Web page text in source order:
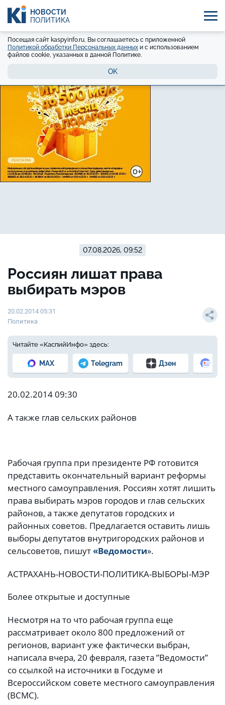
НОВОСТИ
ПОЛИТИКА
Посещая сайт kaspyinfo.ru, Вы соглашаетесь с приложенной
Политикой обработки Персональных данных и с использованием
файлов cookie, указанных в данной Политике.
OK
07.08.2026, 09:52
Россиян лишат права
выбирать мэров
20.02.2014 05:31
Политика
Читайте «КаспийИнфо» здесь:
MAX Telegram Дзен
20.02.2014 09:30
А также глав сельских районов
Рабочая группа при президенте РФ готовится
представить окончательный вариант реформы
местного самоуправления. Россиян хотят лишить
права выбирать мэров городов и глав сельских
районов, а также депутатов городских и
районных советов. Предлагается оставить лишь
выборы депутатов внутригородских районов и
сельсоветов, пишут «Ведомости».
АСТРАХАНЬ-НОВОСТИ-ПОЛИТИКА-ВЫБОРЫ-МЭР
Более открытые и доступные
Несмотря на то что рабочая группа еще
рассматривает около 800 предложений от
регионов, вариант уже фактически выбран,
написала вчера, 20 февраля, газета ”Ведомости”
со ссылкой на источники в Госдуме и
Всероссийском совете местного самоуправления
(ВСМС).